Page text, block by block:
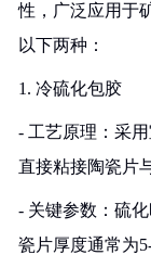
性，广泛应用于
以下两种：
1. 冷硫化包胶
- 工艺原理：采用
直接粘接陶瓷片
- 关键参数：硫
瓷片厚度通常为